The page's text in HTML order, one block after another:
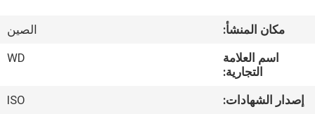
معلومات
جولة
مكان المنشأ:
الصين
اسم العلامة
التجارية:
WD
إصدار الشهادات:
ISO